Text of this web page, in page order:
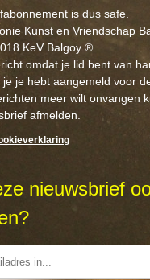
is dus safe.
Kunst en Vriendschap
KeV Balgoy ®.
omdat je lid bent van
je hebt aangemeld voor
meer wilt onvangen
afmelden.
nieuwsbrief